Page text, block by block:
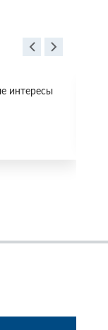
интересы